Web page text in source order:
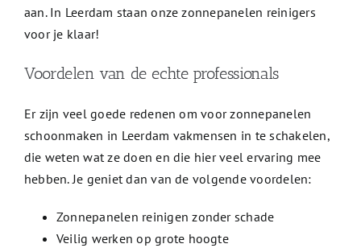
aan. In Leerdam staan onze zonnepanelen reinigers
voor je klaar!
Voordelen van de echte professionals
Er zijn veel goede redenen om voor zonnepanelen
schoonmaken in Leerdam vakmensen in te schakelen,
die weten wat ze doen en die hier veel ervaring mee
hebben. Je geniet dan van de volgende voordelen:
Zonnepanelen reinigen zonder schade
Veilig werken op grote hoogte